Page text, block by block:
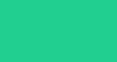
στο